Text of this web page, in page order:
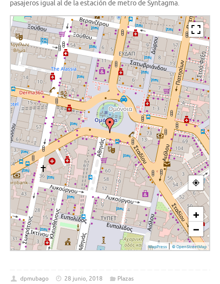
pasajeros igual al de la estación de metro de Syntagma.
dpmubago 28 junio, 2018 Plazas